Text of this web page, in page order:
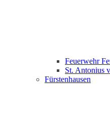
Feuerwehr
St. Antonius
Fürstenhausen